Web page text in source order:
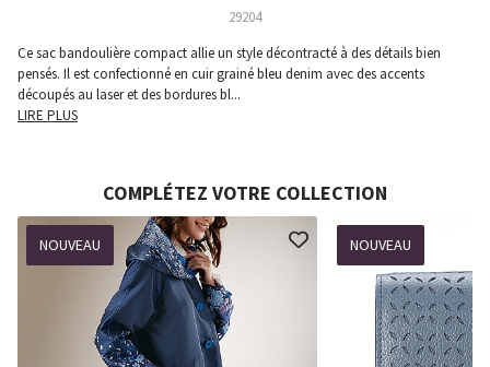
29204
Ce sac bandoulière compact allie un style décontracté à des détails bien
pensés. Il est confectionné en cuir grainé bleu denim avec des accents
découpés au laser et des bordures bl...
LIRE PLUS
COMPLÉTEZ VOTRE COLLECTION
NOUVEAU NOUVEAU